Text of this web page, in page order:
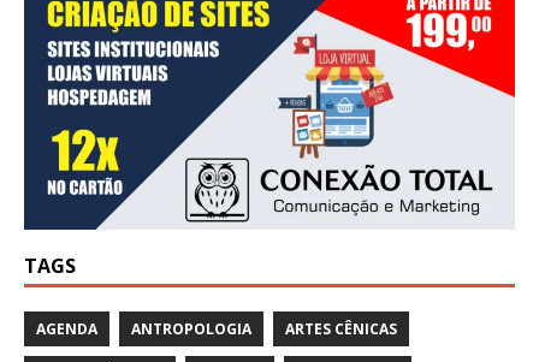
TAGS
AGENDA ANTROPOLOGIA ARTES CÊNICAS